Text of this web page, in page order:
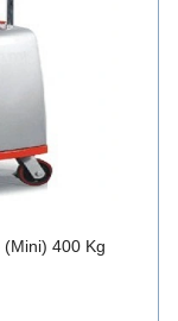
400 Kg